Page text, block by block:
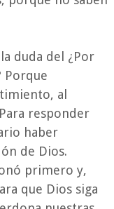
duda del ¿Por
Porque
al
responder
haber
de Dios.
primero y,
que Dios siga